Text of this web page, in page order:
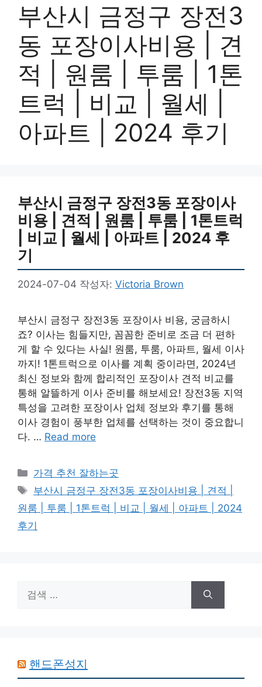
부산시 금정구 장전3
동 포장이사비용 | 견
적 | 원룸 | 투룸 | 1톤
트럭 | 비교 | 월세 |
아파트 | 2024 후기
부산시 금정구 장전3동 포장이사
비용 | 견적 | 원룸 | 투룸 | 1톤트럭
| 비교 | 월세 | 아파트 | 2024 후
기
2024-07-04 작성자: Victoria Brown
부산시 금정구 장전3동 포장이사 비용, 궁금하시
죠? 이사는 힘들지만, 꼼꼼한 준비로 조금 더 편하
게 할 수 있다는 사실! 원룸, 투룸, 아파트, 월세 이사
까지! 1톤트럭으로 이사를 계획 중이라면, 2024년
최신 정보와 함께 합리적인 포장이사 견적 비교를
통해 알뜰하게 이사 준비를 해보세요! 장전3동 지역
특성을 고려한 포장이사 업체 정보와 후기를 통해
이사 경험이 풍부한 업체를 선택하는 것이 중요합니
다. … Read more
카
테
고
리
가격 추천 잘하는곳
태
그
부산시 금정구 장전3동 포장이사비용 | 견적 |
원룸 | 투룸 | 1톤트럭 | 비교 | 월세 | 아파트 | 2024
후기
색:
핸드폰성지